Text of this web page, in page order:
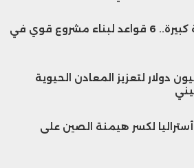
النجاح لا يحتاج مدينة كبيرة.. 6 قواعد لبناء مشروع قوي في
تضخ 58 مليون دولار لتعزيز المعادن الحيوية
لكسر هيمنة الصين على